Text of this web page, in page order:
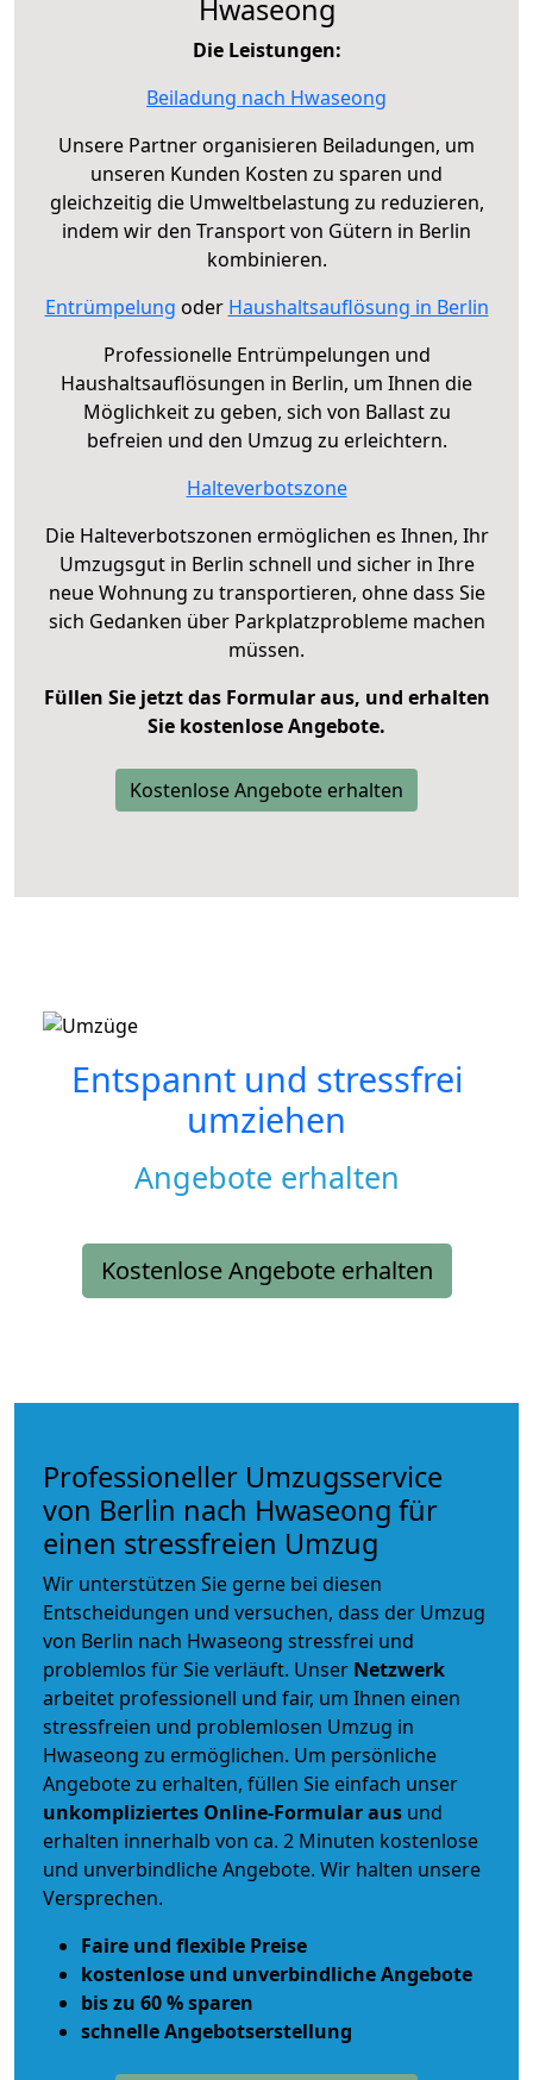
Hwaseong
Die Leistungen:
Beiladung nach Hwaseong
Unsere Partner organisieren Beiladungen, um
unseren Kunden Kosten zu sparen und
gleichzeitig die Umweltbelastung zu reduzieren,
indem wir den Transport von Gütern in Berlin
kombinieren.
Entrümpelung oder Haushaltsauflösung in Berlin
Professionelle Entrümpelungen und
Haushaltsauflösungen in Berlin, um Ihnen die
Möglichkeit zu geben, sich von Ballast zu
befreien und den Umzug zu erleichtern.
Halteverbotszone
Die Halteverbotszonen ermöglichen es Ihnen, Ihr
Umzugsgut in Berlin schnell und sicher in Ihre
neue Wohnung zu transportieren, ohne dass Sie
sich Gedanken über Parkplatzprobleme machen
müssen.
Füllen Sie jetzt das Formular aus, und erhalten
Sie kostenlose Angebote.
Kostenlose Angebote erhalten
Entspannt und stressfrei
umziehen
Angebote erhalten
Kostenlose Angebote erhalten
Professioneller Umzugsservice
von Berlin nach Hwaseong für
einen stressfreien Umzug
Wir unterstützen Sie gerne bei diesen
Entscheidungen und versuchen, dass der Umzug
von Berlin nach Hwaseong stressfrei und
problemlos für Sie verläuft. Unser Netzwerk
arbeitet professionell und fair, um Ihnen einen
stressfreien und problemlosen Umzug in
Hwaseong zu ermöglichen. Um persönliche
Angebote zu erhalten, füllen Sie einfach unser
unkompliziertes Online-Formular aus und
erhalten innerhalb von ca. 2 Minuten kostenlose
und unverbindliche Angebote. Wir halten unsere
Versprechen.
Faire und flexible Preise
kostenlose und unverbindliche Angebote
bis zu 60 % sparen
schnelle Angebotserstellung